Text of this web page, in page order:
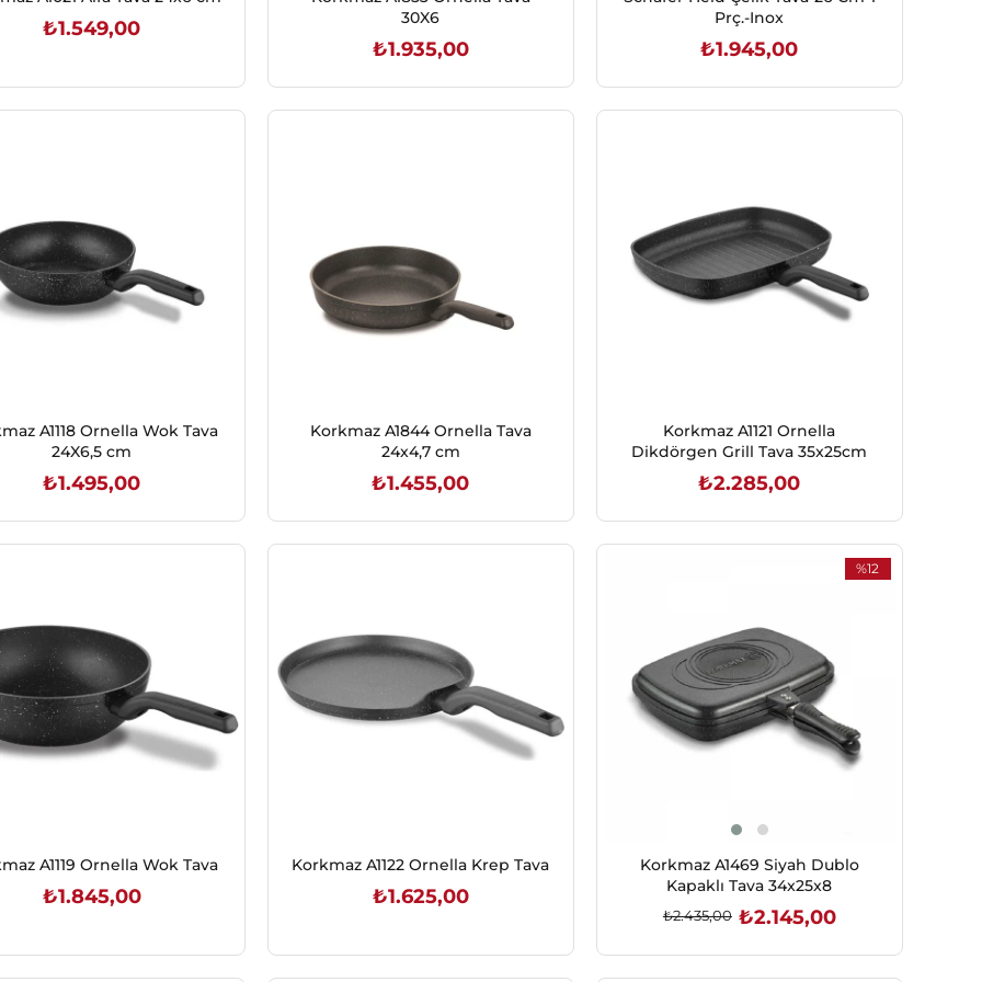
₺1.549,00
30X6
₺1.935,00
Prç.-Inox
₺1.945,00
A1118 Ornella Wok Tava
24X6,5 cm
₺1.495,00
Korkmaz A1844 Ornella Tava
24x4,7 cm
₺1.455,00
Korkmaz A1121 Ornella
Dikdörgen Grill Tava 35x25cm
₺2.285,00
A1119 Ornella Wok Tava
₺1.845,00
Korkmaz A1122 Ornella Krep Tava
₺1.625,00
%12
Korkmaz A1469 Siyah Dublo
Kapaklı Tava 34x25x8
₺2.145,00
₺2.435,00